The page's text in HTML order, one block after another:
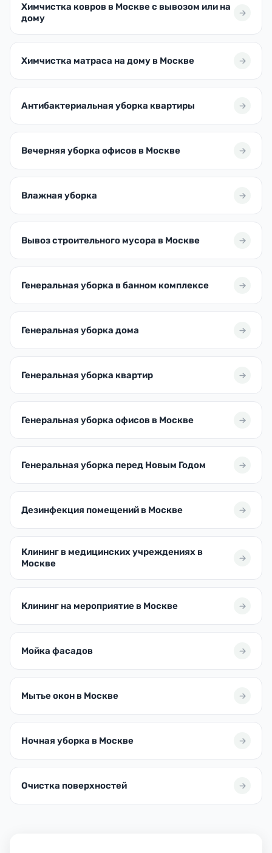
Химчистка ковров в Москве с вывозом или на
дому
Химчистка матраса на дому в Москве
Антибактериальная уборка квартиры
Вечерняя уборка офисов в Москве
Влажная уборка
Вывоз строительного мусора в Москве
Генеральная уборка в банном комплексе
Генеральная уборка дома
Генеральная уборка квартир
Генеральная уборка офисов в Москве
Генеральная уборка перед Новым Годом
Дезинфекция помещений в Москве
Клининг в медицинских учреждениях в
Москве
Клининг на мероприятие в Москве
Мойка фасадов
Мытье окон в Москве
Ночная уборка в Москве
Очистка поверхностей